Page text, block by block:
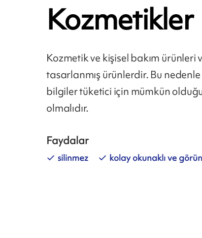
Kozmetikler
Kozmetik ve kişisel bakım
tasarlanmış ürünlerdir. Bu
bilgiler tüketici için mümkün
olmalıdır.
Faydalar
silinmez kolay okunaklı ve